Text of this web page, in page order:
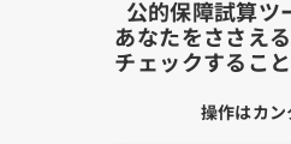
公的保障試算ツ
あなたをささえ
チェックするこ
操作はカン